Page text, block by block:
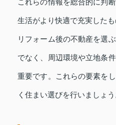
これらの情報を総合的に判
生活がより快適で充実したも
リフォーム後の不動産を選
でなく、周辺環境や立地条
重要です。これらの要素を
く住まい選びを行いましょう